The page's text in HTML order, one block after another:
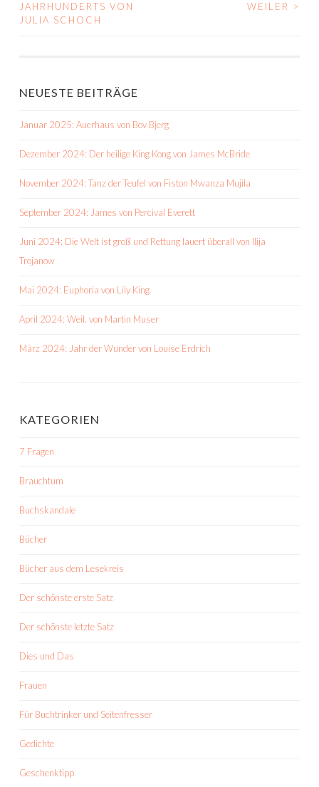
NAVIGATION
JAHRHUNDERTS VON
JULIA SCHOCH
WEILER
>
NEUESTE BEITRÄGE
Januar 2025: Auerhaus von Bov Bjerg
Dezember 2024: Der heilige King Kong von James McBride
November 2024: Tanz der Teufel von Fiston Mwanza Mujila
September 2024: James von Percival Everett
Juni 2024: Die Welt ist groß und Rettung lauert überall von Ilija
Trojanow
Mai 2024: Euphoria von Lily King
April 2024: Weil. von Martin Muser
März 2024: Jahr der Wunder von Louise Erdrich
KATEGORIEN
7 Fragen
Brauchtum
Buchskandale
Bücher
Bücher aus dem Lesekreis
Der schönste erste Satz
Der schönste letzte Satz
Dies und Das
Frauen
Für Buchtrinker und Seitenfresser
Gedichte
Geschenktipp